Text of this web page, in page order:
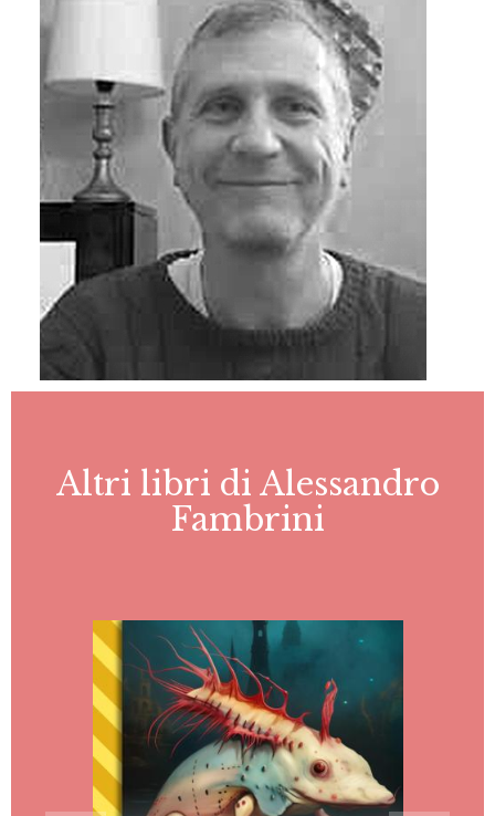
Altri libri di Alessandro
Fambrini